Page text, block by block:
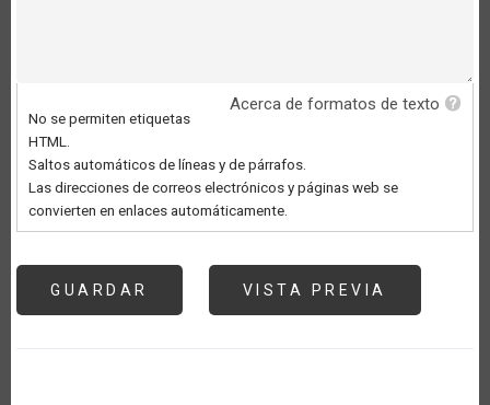
Acerca de formatos de texto
No se permiten etiquetas
HTML.
Saltos automáticos de líneas y de párrafos.
Las direcciones de correos electrónicos y páginas web se
convierten en enlaces automáticamente.